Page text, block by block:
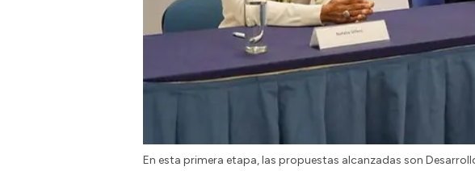
En esta primera etapa, las propuestas alcanzadas son